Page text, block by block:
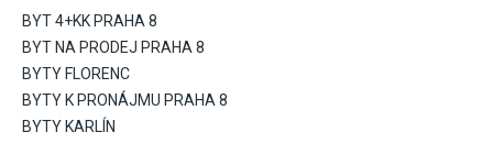
BYT 4+KK PRAHA 8
BYT NA PRODEJ PRAHA 8
BYTY FLORENC
BYTY K PRONÁJMU PRAHA 8
BYTY KARLÍN